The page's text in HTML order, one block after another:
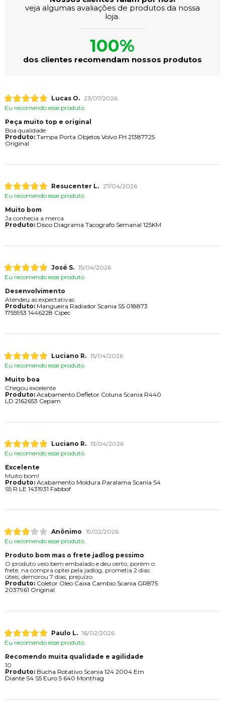
veja algumas avaliações de produtos da nossa
loja.
100%
dos clientes recomendam nossos produtos
Lucas O. 23/07/2026
Eu recomendo esse produto.
Peça muito top e original
Boa qualidade
Produto:Tampa Porta Objetos Volvo FH 21387725
Original
Resucenter L. 27/04/2026
Eu recomendo esse produto.
Muito bom
Ja conhecia a merca
Produto:Disco Diagrama Tacografo Semanal 125KM
José S. 15/04/2026
Eu recomendo esse produto.
Desenvolvimento
Atendeu as expectativas
Produto:Mangueira Radiador Scania S5 018873
1755953 1446228 Cipec
Luciano R. 15/04/2026
Eu recomendo esse produto.
Muito boa
Chegou excelente
Produto:Acabamento Defletor Coluna Scania R440
LD 2162653 Cepam
Luciano R. 13/04/2026
Eu recomendo esse produto.
Excelente
Muito bom!
Produto:Acabamento Moldura Paralama Scania S4
S5 R LE 1431931 Fabbof
Anônimo 19/02/2026
Eu recomendo esse produto.
Produto bom mas o frete jadlog pessimo
O produto veio bem embalado e deu certo, porém o
frete, na compra optei pela jadlog, prometia 2 dias
úteis, demorou 7 dias, prejuízo.
Produto:Coletor Oleo Caixa Cambio Scania GR875
2037961 Original
Paulo L. 16/02/2026
Eu recomendo esse produto.
Recomendo muita qualidade e agilidade
10
Produto:Bucha Rotativo Scania 124 2004 Em
Diante S4 S5 Euro 5 640 Monthag